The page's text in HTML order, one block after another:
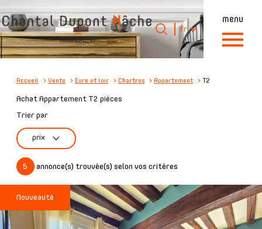
menu
Langue
fr
Accueil
0
Langue
fr
Accueil Vente Eure et loir Chartres Appartement T2
Achat Appartement T2 pièces
Trier par
prix
5 annonce(s) trouvée(s) selon vos critères
Nouveauté